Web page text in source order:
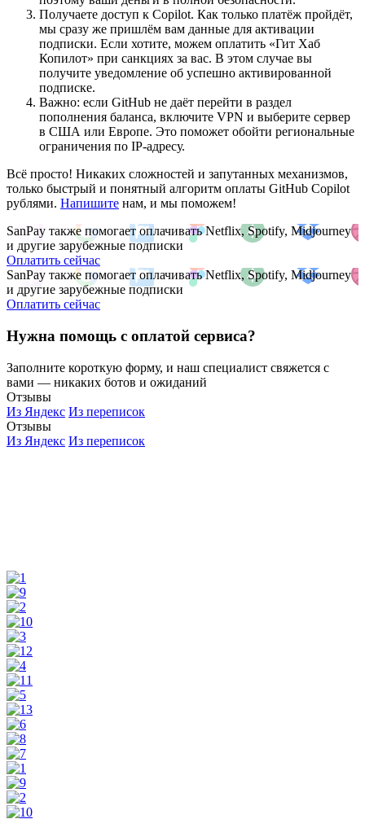
Получаете доступ к Copilot. Как только платёж пройдёт,
мы сразу же пришлём вам данные для активации
подписки. Если хотите, можем оплатить «Гит Хаб
Копилот» при санкциях за вас. В этом случае вы
получите уведомление об успешно активированной
подписке.
Важно: если GitHub не даёт перейти в раздел
пополнения баланса, включите VPN и выберите сервер
в США или Европе. Это поможет обойти региональные
ограничения по IP-адресу.
Всё просто! Никаких сложностей и запутанных механизмов,
только быстрый и понятный алгоритм оплаты GitHub Copilot
рублями. Напишите нам, и мы поможем!
SanPay также помогает оплачивать Netflix, Spotify, Midjourney
и другие зарубежные подписки
Оплатить сейчас
SanPay также помогает оплачивать Netflix, Spotify, Midjourney
и другие зарубежные подписки
Оплатить сейчас
Нужна помощь с оплатой сервиса?
Заполните короткую форму, и наш специалист свяжется с
вами — никаких ботов и ожиданий
Отзывы
Из Яндекс Из переписок
Отзывы
Из Яндекс Из переписок